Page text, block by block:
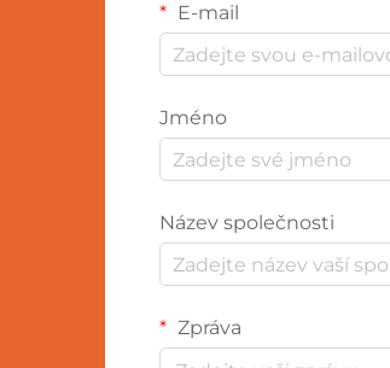
E-mail
Jméno
Název společnosti
Zpráva